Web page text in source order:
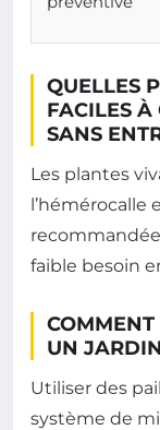
QUELLES
FACILES À
SANS
Les plantes
faible besoin
COMMENT
UN
Utiliser des
système de